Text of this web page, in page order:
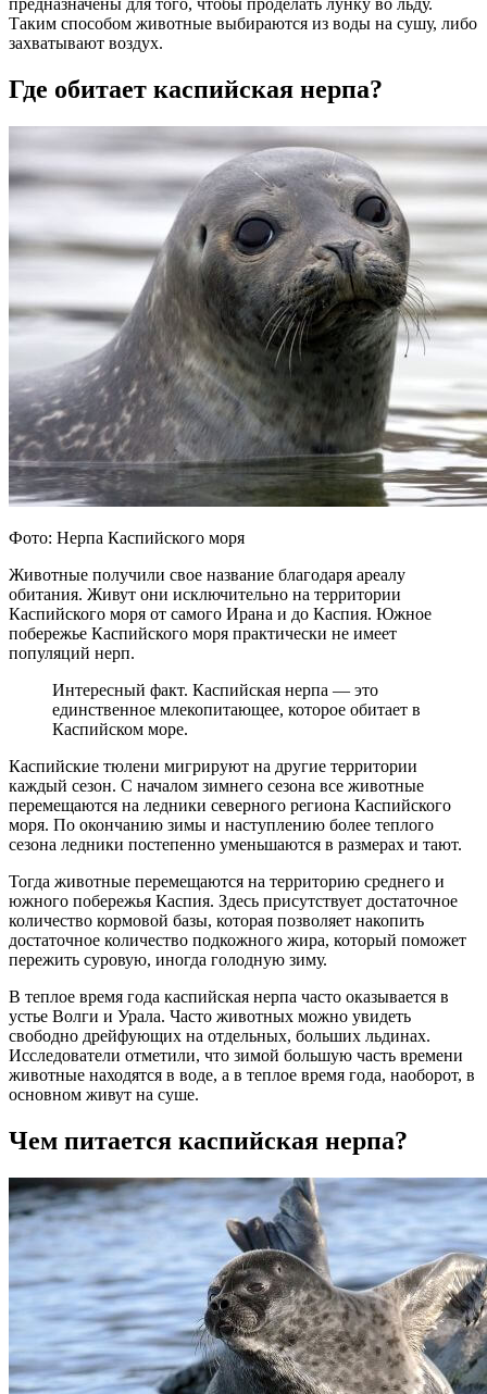
предназначены для того, чтобы проделать лунку во льду.
Таким способом животные выбираются из воды на сушу, либо
захватывают воздух.
Где обитает каспийская нерпа?
Фото: Нерпа Каспийского моря
Животные получили свое название благодаря ареалу
обитания. Живут они исключительно на территории
Каспийского моря от самого Ирана и до Каспия. Южное
побережье Каспийского моря практически не имеет
популяций нерп.
Интересный факт. Каспийская нерпа — это
единственное млекопитающее, которое обитает в
Каспийском море.
Каспийские тюлени мигрируют на другие территории
каждый сезон. С началом зимнего сезона все животные
перемещаются на ледники северного региона Каспийского
моря. По окончанию зимы и наступлению более теплого
сезона ледники постепенно уменьшаются в размерах и тают.
Тогда животные перемещаются на территорию среднего и
южного побережья Каспия. Здесь присутствует достаточное
количество кормовой базы, которая позволяет накопить
достаточное количество подкожного жира, который поможет
пережить суровую, иногда голодную зиму.
В теплое время года каспийская нерпа часто оказывается в
устье Волги и Урала. Часто животных можно увидеть
свободно дрейфующих на отдельных, больших льдинах.
Исследователи отметили, что зимой большую часть времени
животные находятся в воде, а в теплое время года, наоборот, в
основном живут на суше.
Чем питается каспийская нерпа?